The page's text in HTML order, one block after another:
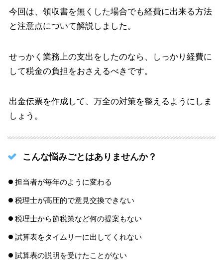
今回は、領収書を無くした場合でも経費に出来る方法
と注意点について解説しました。
せっかく業務上の支出をしたのなら、しっかり経費に
して税金の負担をおさえるべきです。
出金伝票を作成して、万全の対策を整えるようにしま
しょう。
こんな悩みごとはありませんか？
担当者が毎年のように変わる
税理士が高圧的で意見交換できない
税理士から節税策など何の提案もない
試算表をタイムリーに出してくれない
試算表の説明を受けたことがない